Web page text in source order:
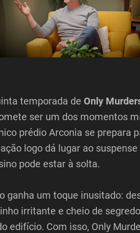
temporada de Only
ser um dos momentos
prédio Arconia se prepara
logo dá lugar ao
pode estar à solta.
ganha um toque inusitado:
irritante e cheio de
edifício. Com isso, Only